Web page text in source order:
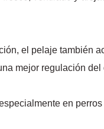
el pelaje también
mejor regulación del
en